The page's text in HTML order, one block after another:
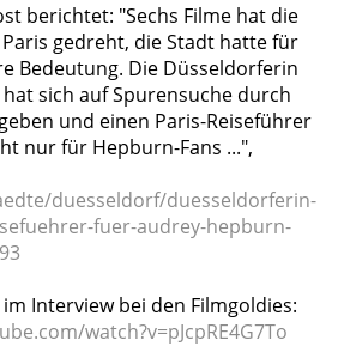
berichtet: "Sechs Filme hat die
gedreht, die Stadt hatte für
Bedeutung. Die Düsseldorferin
sich auf Spurensuche durch
und einen Paris-Reiseführer
nur für Hepburn-Fans ...",
duesseldorf/duesseldorferin-
fuer-audrey-hepburn-
Interview bei den Filmgoldies:
watch?v=pJcpRE4G7To